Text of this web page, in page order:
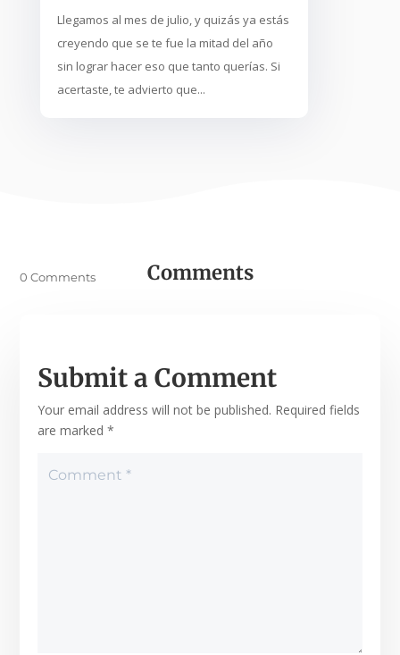
Llegamos al mes de julio, y quizás ya estás
creyendo que se te fue la mitad del año
sin lograr hacer eso que tanto querías. Si
acertaste, te advierto que...
Comments
0 Comments
Submit a Comment
Your email address will not be published. Required fields
are marked*